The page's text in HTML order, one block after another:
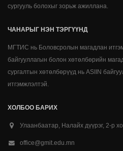
сургууль болохыг зорьж ажиллана.
ЧАНАРЫГ НЭН ТЭРГҮҮНД
МГТИС нь Боловсролын магадлан
байгууллагын болон хөтөлбөрийн
сургалтын хөтөлбөрүүд нь ASIIN
итгэмжлэлтэй.
ХОЛБОО БАРИХ
Улаанбаатар, Налайх дүүрэг, 2-р
office@gmit.edu.mn